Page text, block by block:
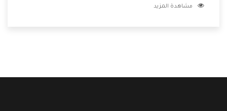
المنتجات وتقدم للعملاء أقوى العروض والخصومات التى تسهل
مشاهدة المزيد